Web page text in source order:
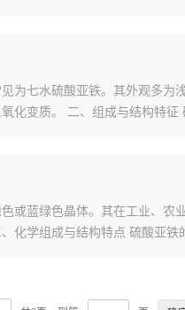
七水硫酸亚铁。其外观多为
化变质。 二、组成与结构特征
蓝绿色晶体。其在工业、农
化学组成与结构特点 硫酸亚铁